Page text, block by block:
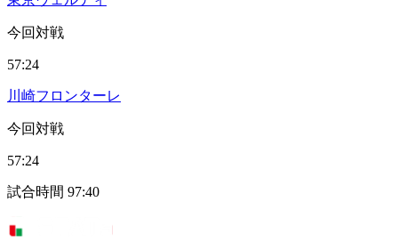
今回対戦
57:24
川崎フロンターレ
今回対戦
57:24
試合時間 97:40